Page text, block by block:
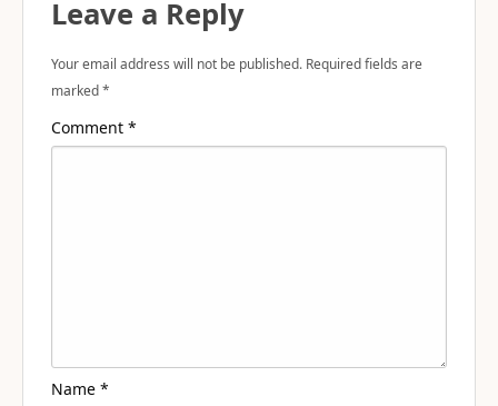
Leave a Reply
Your email address will not be published. Required fields are
marked*
Comment *
Name *